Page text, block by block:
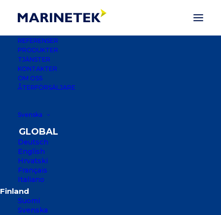
REFERENSER
PRODUKTER
TJÄNSTER
KONTAKTER
OM OSS
ÅTERFÖRSÄLJARE
Svenska
Deutsch
English
Hrvatski
Français
Italiano
Suomi
Svenska
MARINA AGANA